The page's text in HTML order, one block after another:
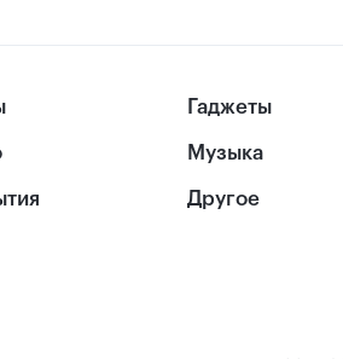
Гаджеты
Музыка
Другое